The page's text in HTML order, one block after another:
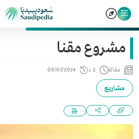
مشروع مقنا
مقالة 2 د 09/07/2024
مشاريع